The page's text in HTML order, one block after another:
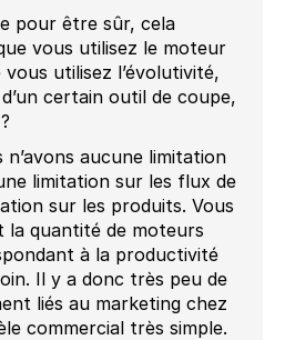
pour être sûr, cela
vous utilisez le moteur
utilisez l’évolutivité,
certain outil de coupe,
aucune limitation
limitation sur les flux de
sur les produits. Vous
la quantité de moteurs
à la productivité
Il y a donc très peu de
liés au marketing chez
commercial très simple.